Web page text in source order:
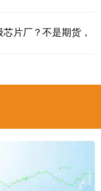
片厂？不是期货，